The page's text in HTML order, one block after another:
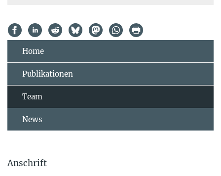
Home
Publikationen
Team
News
Anschrift